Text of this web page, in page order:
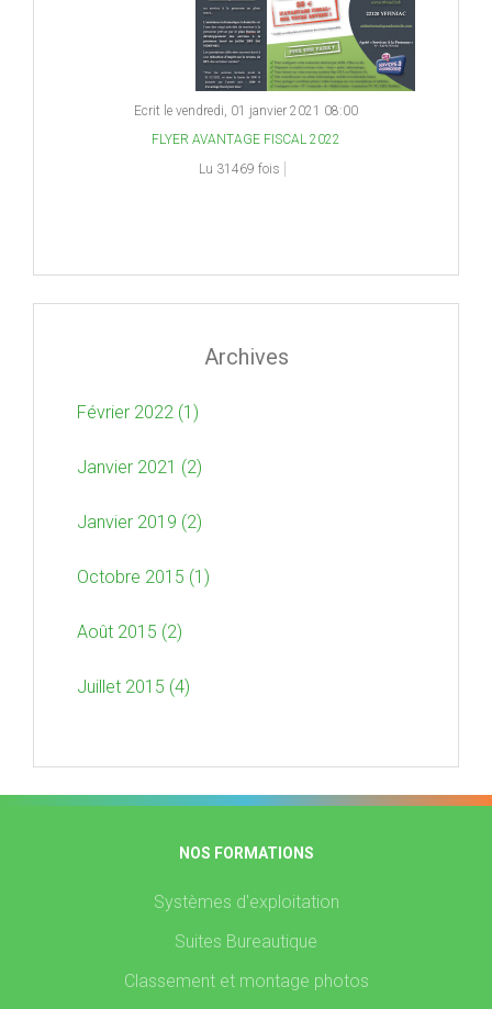
Ecrit le vendredi, 01 janvier 2021 08:00
FLYER AVANTAGE FISCAL 2022
Lu 31469 fois
Archives
Février 2022 (1)
Janvier 2021 (2)
Janvier 2019 (2)
Octobre 2015 (1)
Août 2015 (2)
Juillet 2015 (4)
NOS FORMATIONS
Systèmes d'exploitation
Suites Bureautique
Classement et montage photos